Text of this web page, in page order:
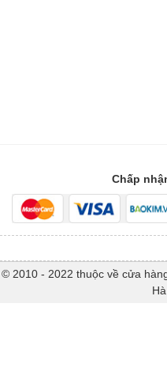
Chấp
© 2010 - 2022 thuộc về cửa